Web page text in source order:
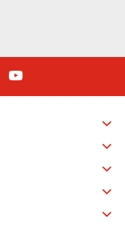
Facebook
a Instagram
nos a Twitter
nos a
Segueix-nos a